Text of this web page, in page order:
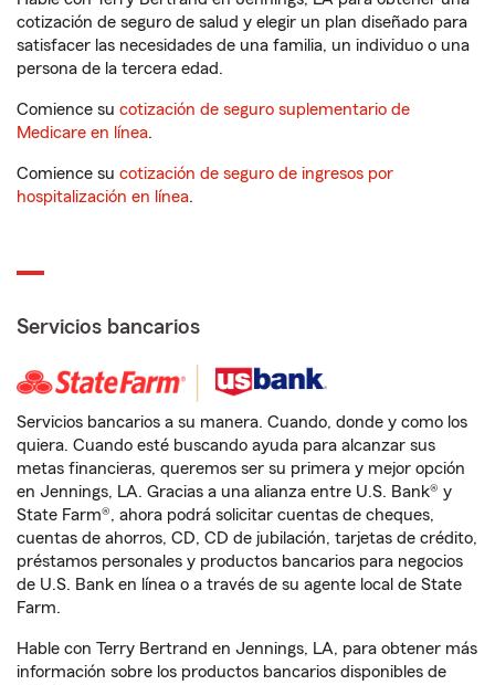
cotización de seguro de salud y elegir un plan diseñado para
satisfacer las necesidades de una familia, un individuo o una
persona de la tercera edad.
Comience su cotización de seguro suplementario de
Medicare en línea.
Comience su cotización de seguro de ingresos por
hospitalización en línea.
Servicios bancarios
Servicios bancarios a su manera. Cuando, donde y como los
quiera. Cuando esté buscando ayuda para alcanzar sus
metas financieras, queremos ser su primera y mejor opción
en Jennings, LA. Gracias a una alianza entre U.S. Bank® y
State Farm®, ahora podrá solicitar cuentas de cheques,
cuentas de ahorros, CD, CD de jubilación, tarjetas de crédito,
préstamos personales y productos bancarios para negocios
de U.S. Bank en línea o a través de su agente local de State
Farm.
Hable con Terry Bertrand en Jennings, LA, para obtener más
información sobre los productos bancarios disponibles de